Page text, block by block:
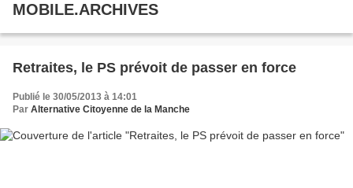
MOBILE.ARCHIVES
Retraites, le PS prévoit de passer en force
Publié le 30/05/2013 à 14:01
Par Alternative Citoyenne de la Manche